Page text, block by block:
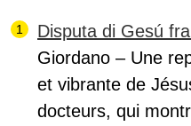
Disputa di Gesú
Giordano – Une
et vibrante de
docteurs, qui